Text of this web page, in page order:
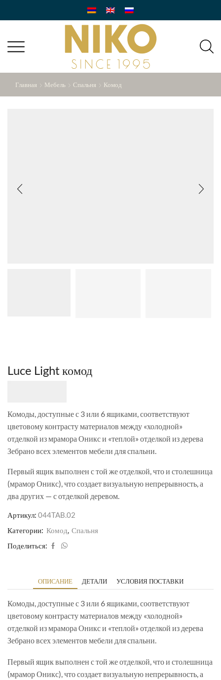
Главная Мебель Спальня Комод
Luce Light комод
Комоды, доступные с 3 или 6 ящиками, соответствуют
цветовому контрасту материалов между «холодной»
отделкой из мрамора Оникс и «теплой» отделкой из дерева
Зебрано всех элементов мебели для спальни.
Первый ящик выполнен с той же отделкой, что и столешница
(мрамор Оникс), что создает визуальную непрерывность, а
два других — с отделкой деревом.
Артикул: 044TAB.02
Категории: Комод, Спальня
Поделиться:
ОПИСАНИЕ ДЕТАЛИ УСЛОВИЯ ПОСТАВКИ
Комоды, доступные с 3 или 6 ящиками, соответствуют
цветовому контрасту материалов между «холодной»
отделкой из мрамора Оникс и «теплой» отделкой из дерева
Зебрано всех элементов мебели для спальни.
Первый ящик выполнен с той же отделкой, что и столешница
(мрамор Оникс), что создает визуальную непрерывность, а